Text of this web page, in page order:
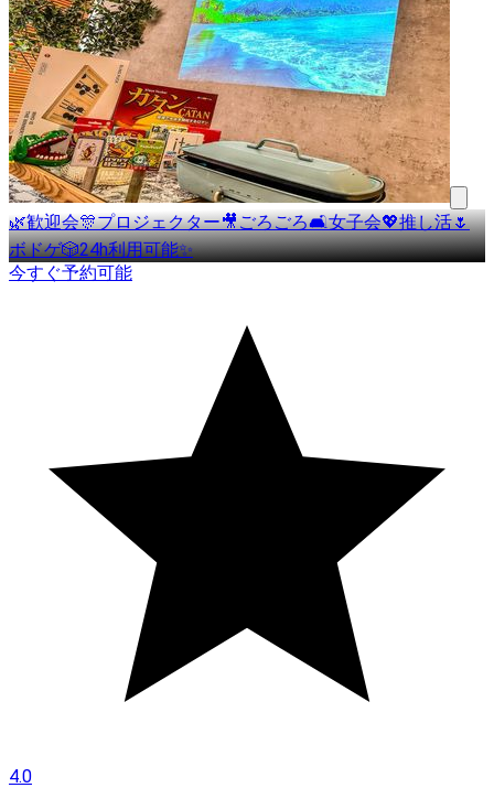
🌿歓迎会🎊プロジェクター🎥ごろごろ🛋女子会💖推し活🌷
ボドゲ🎲24h利用可能✨
今すぐ予約可能
4.0